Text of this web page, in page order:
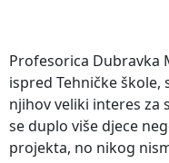
Profesorica Dubravka
ispred Tehničke škole,
njihov veliki interes za
se duplo više djece
projekta, no nikog